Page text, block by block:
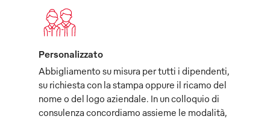
Personalizzato
Abbigliamento su misura per tutti i dipendenti,
su richiesta con la stampa oppure il ricamo del
nome o del logo aziendale. In un colloquio di
consulenza concordiamo assieme le modalità,